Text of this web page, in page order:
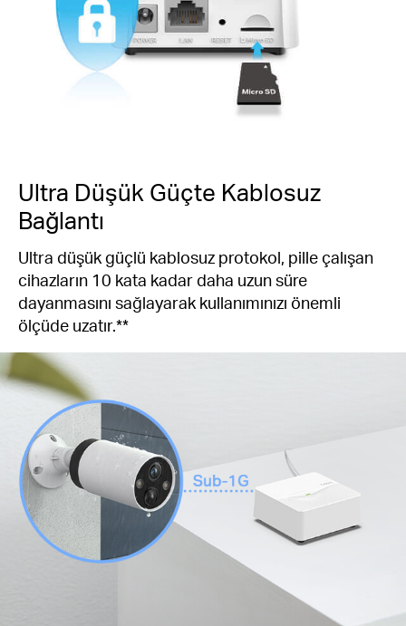
Ultra Düşük Güçte Kablosuz
Bağlantı
Ultra düşük güçlü kablosuz protokol, pille çalışan
cihazların 10 kata kadar daha uzun süre
dayanmasını sağlayarak kullanımınızı önemli
ölçüde uzatır.**